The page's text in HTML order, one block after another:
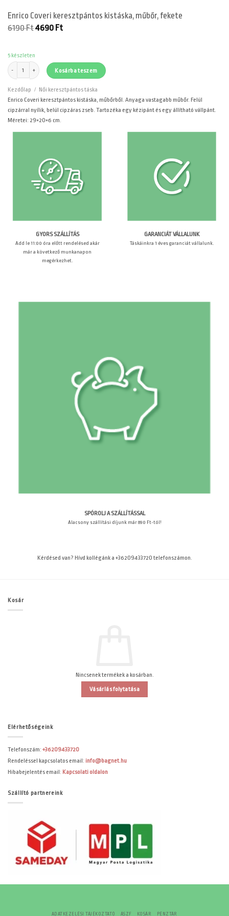
Enrico Coveri keresztpántos kistáska, műbőr, fekete
6190FtOriginal
4690 FtCurrent
5 készleten
Enrico Coveri keresztpántos kistáska, műbőr, fekete mennyiség
Kosárba teszem
Kezdőlap / Női keresztpántos táska
Enrico Coveri keresztpántos kistáska, műbőrből. Anyaga vastagabb műbőr. Felül
cipzárral nyílik, belül cipzáras zseb. Tartozéka egy kézipánt és egy állítható vállpánt.
Méretei: 29×20×6 cm.
GYORS SZÁLLÍTÁS
Add le 11:00 óra előtt rendelésed akár
már a következő munkanapon
megérkezhet.
GARANCIÁT VÁLLALUNK
Táskáinkra 1 éves garanciát vállalunk.
SPÓROLJ A SZÁLLÍTÁSSAL
Alacsony szállítási díjunk már 890 Ft-tól!
Kérdésed van? Hívd kollégánk a +36209433720 telefonszámon.
Kosár
Nincsenek termékek a kosárban.
Vásárlás folytatása
Elérhetőségeink
Telefonszám: +36209433720
Rendeléssel kapcsolatos email: info@bagnet.hu
Hibabejelentés email: Kapcsolati oldalon
Szállító partnereink
ADATKEZELÉSI TÁJÉKOZTATÓ ÁSZF KOSÁR PÉNZTÁR